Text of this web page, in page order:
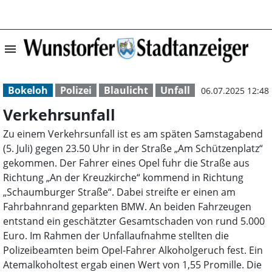
menu Verkehrsunfall
Bokeloh Polizei Blaulicht Unfall 06.07.2025 12:48
Verkehrsunfall
Zu einem Verkehrsunfall ist es am späten Samstagabend
(5. Juli) gegen 23.50 Uhr in der Straße „Am Schützenplatz“
gekommen. Der Fahrer eines Opel fuhr die Straße aus
Richtung „An der Kreuzkirche“ kommend in Richtung
„Schaumburger Straße“. Dabei streifte er einen am
Fahrbahnrand geparkten BMW. An beiden Fahrzeugen
entstand ein geschätzter Gesamtschaden von rund 5.000
Euro. Im Rahmen der Unfallaufnahme stellten die
Polizeibeamten beim Opel-Fahrer Alkoholgeruch fest. Ein
Atemalkoholtest ergab einen Wert von 1,55 Promille. Die